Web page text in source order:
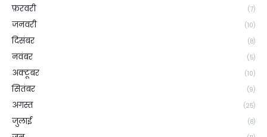
फ़रवरी (7)
जनवरी (10)
दिसंबर (8)
नवंबर (5)
अक्टूबर (10)
सितंबर (9)
अगस्त (25)
जुलाई (8)